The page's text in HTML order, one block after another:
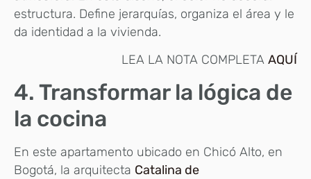
estructura. Define jerarquías, organiza el área y le
da identidad a la vivienda.
LEA LA NOTA COMPLETA AQUÍ
4. Transformar la lógica de
la cocina
En este apartamento ubicado en Chicó Alto, en
Bogotá, la arquitecta Catalina de